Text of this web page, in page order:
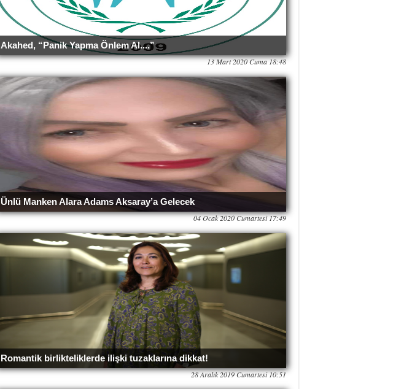
Akahed, “Panik Yapma Önlem Al....”
13 Mart 2020 Cuma 18:48
Ünlü Manken Alara Adams Aksaray’a Gelecek
04 Ocak 2020 Cumartesi 17:49
Romantik birlikteliklerde ilişki tuzaklarına dikkat!
28 Aralık 2019 Cumartesi 10:51